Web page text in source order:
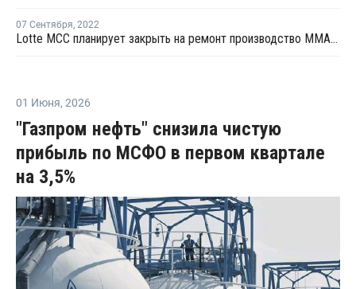
07 Сентября, 2022
Lotte MCC планирует закрыть на ремонт производство ММА на линии №1 в Йосу
01 Июня, 2026
"Газпром нефть" снизила чистую
прибыль по МСФО в первом квартале
на 3,5%